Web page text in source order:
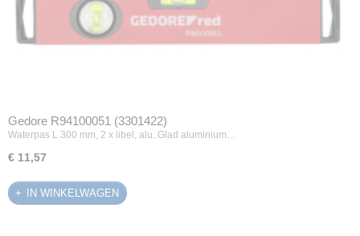
Gedore R94100051 (3301422)
Waterpas L 300 mm, 2 x libel, alu..Glad aluminium…
€ 11,57
IN WINKELWAGEN